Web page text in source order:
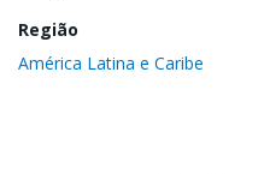
Região
América Latina e Caribe